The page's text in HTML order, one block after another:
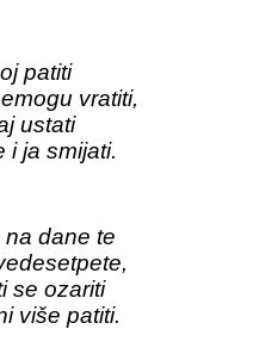
patiti
vratiti,
ustati
i ja smijati.
na dane te
se ozariti
više patiti.